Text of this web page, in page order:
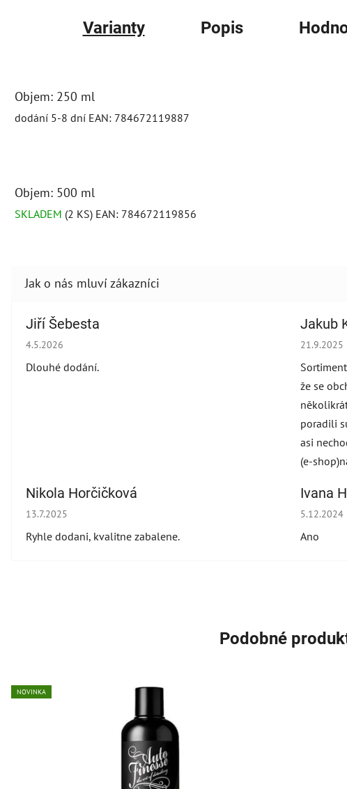
Varianty Popis
Objem: 250 ml
dodání 5-8 dní EAN: 784672119887
Objem: 500 ml
SKLADEM (2 KS) EAN: 784672119856
Jiří Šebesta
Hodnocení obchodu je 2 z 5 hvězdiček.
4.5.2026
Dlouhé dodání.
Jakub
21.9.2025
že se
poradili
asi
(e-
Nikola Horčičková
Hodnocení obchodu je 5 z 5 hvězdiček.
13.7.2025
Ryhle dodani, kvalitne zabalene.
Ivana
5.12.2024
Ano
Podobné
NOVINKA